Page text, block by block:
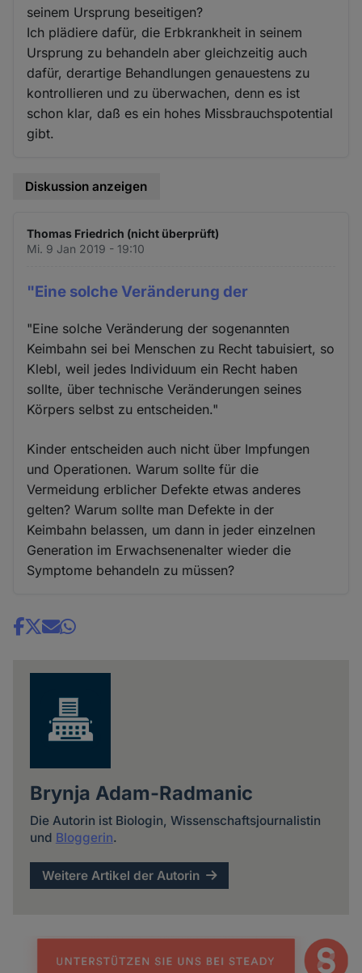
seinem Ursprung beseitigen?
Ich plädiere dafür, die Erbkrankheit in seinem
Ursprung zu behandeln aber gleichzeitig auch
dafür, derartige Behandlungen genauestens zu
kontrollieren und zu überwachen, denn es ist
schon klar, daß es ein hohes Missbrauchspotential
gibt.
Diskussion anzeigen
Thomas Friedrich (nicht überprüft)
Mi. 9 Jan 2019 - 19:10
"Eine solche Veränderung der
"Eine solche Veränderung der sogenannten
Keimbahn sei bei Menschen zu Recht tabuisiert, so
Klebl, weil jedes Individuum ein Recht haben
sollte, über technische Veränderungen seines
Körpers selbst zu entscheiden."
Kinder entscheiden auch nicht über Impfungen
und Operationen. Warum sollte für die
Vermeidung erblicher Defekte etwas anderes
gelten? Warum sollte man Defekte in der
Keimbahn belassen, um dann in jeder einzelnen
Generation im Erwachsenenalter wieder die
Symptome behandeln zu müssen?
Share
Brynja Adam-Radmanic
Die Autorin ist Biologin, Wissenschaftsjournalistin
und Bloggerin.
Weitere Artikel der Autorin